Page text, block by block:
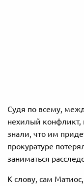
Судя по всему,
нехилый конфликт,
знали, что им
прокуратуре
заниматься
К слову, сам